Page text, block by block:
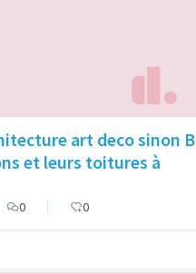
art deco sinon B
et leurs toitures à
0 0